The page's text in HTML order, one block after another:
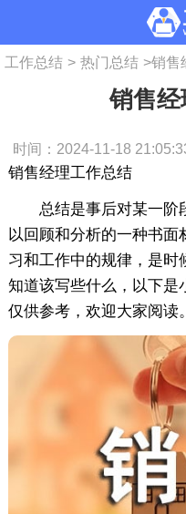
工作总结 > 热门总结 >销售
销售
时间：2024-11-18
销售经理工作总结
总结是事后对某一阶
以回顾和分析的一种书面
习和工作中的规律，是时
知道该写些什么，以下是
仅供参考，欢迎大家阅读。